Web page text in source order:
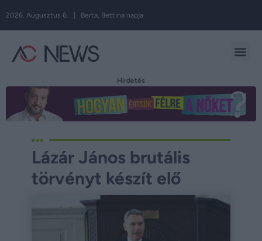
2026. Augusztus 6. | Berta, Bettina napja
Hirdetés
Lázár János brutális
törvényt készít elő